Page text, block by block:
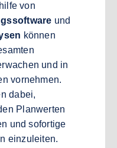
von
und
können
und in
vornehmen.
dabei,
Planwerten
und sofortige
einzuleiten.